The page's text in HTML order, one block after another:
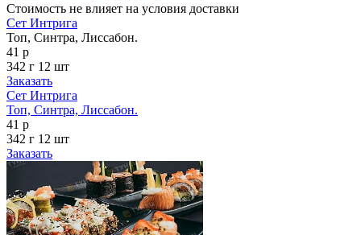
Стоимость не влияет на условия доставки
Сет Интрига
Топ, Синтра, Лиссабон.
41 р
342 г 12 шт
Заказать
Сет Интрига
Топ, Синтра, Лиссабон.
41 р
342 г 12 шт
Заказать